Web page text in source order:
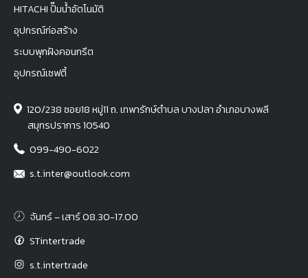
HITACHI ปั๊มน้ำอัตโนมัติ
อุปกรณ์ก่อสร้าง
ระบบพุกฝังคอนกรีต
อุปกรณ์เซฟตี้
120/238 ซอย18 หมู่11 ถ. เทพารักษ์ตำบล บางปลา อำเภอบางพลี
สมุทรปราการ 10540
099-490-6022
s.t.inter@outlook.com
จันทร์ – เสาร์ 08.30-17.00
STintertrade
s.t.intertrade